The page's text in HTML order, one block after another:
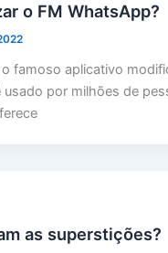
o FM WhatsApp?
famoso aplicativo
por milhões de
as superstições?